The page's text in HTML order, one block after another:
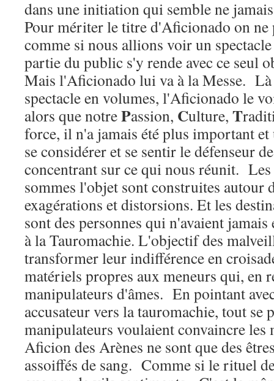
dans une initiation qui semble ne
Pour mériter le titre d'Aficionado on ne
comme si nous allions voir un
partie du public s'y rende avec ce seul
Mais l'Aficionado lui va à la Messe.
spectacle en volumes, l'Aficionado le
alors que notrePassion, Culture, T
force, il n'a jamais été plus important
se considérer et se sentir le défenseur
concentrant sur ce qui nous réunit. Les
sommes l'objet sont construites autour
exagérations et distorsions. Et les
sont des personnes qui n'avaient
à la Tauromachie. L'objectif des
transformer leur indifférence en
matériels propres aux meneurs qui, en
manipulateurs d'âmes. En pointant
accusateur vers la tauromachie, tout se
manipulateurs voulaient convaincre les
Aficion des Arènes ne sont que des
assoiffés de sang. Comme si le rituel